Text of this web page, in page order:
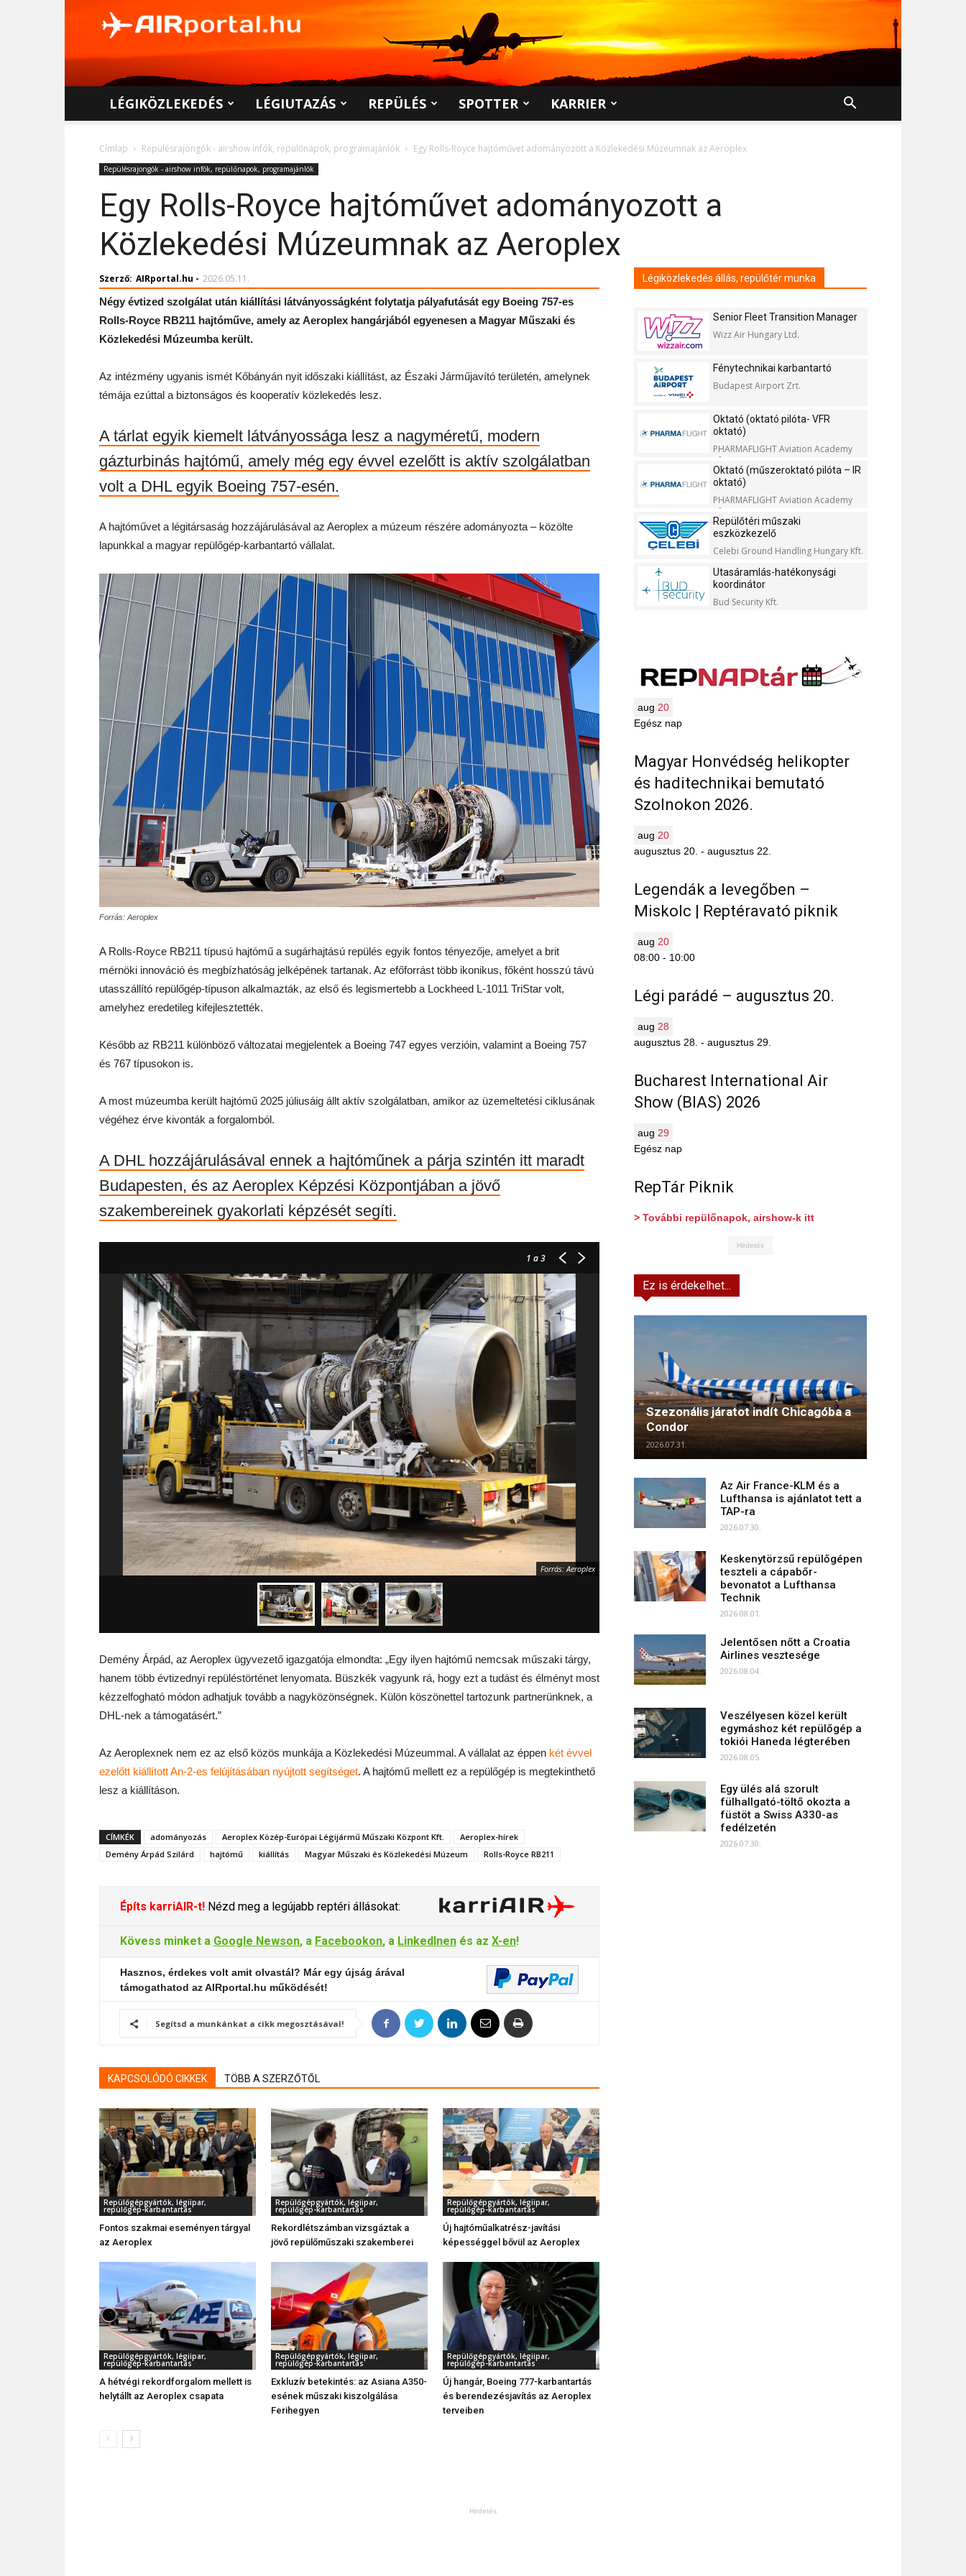
LÉGIKÖZLEKEDÉS LÉGIUTAZÁS REPÜLÉS SPOTTER KARRIER
Címlap Repülésrajongók - airshow infók, repülőnapok, programajánlók Egy Rolls-Royce hajtóművet adományozott a Közlekedési Múzeumnak az Aeroplex
Repülésrajongók - airshow infók, repülőnapok, programajánlók
Egy Rolls-Royce hajtóművet adományozott a
Közlekedési Múzeumnak az Aeroplex
Szerző: AIRportal.hu - 2026.05.11.
Négy évtized szolgálat után kiállítási látványosságként folytatja pályafutását egy Boeing 757-es
Rolls-Royce RB211 hajtóműve, amely az Aeroplex hangárjából egyenesen a Magyar Műszaki és
Közlekedési Múzeumba került.
Az intézmény ugyanis ismét Kőbányán nyit időszaki kiállítást, az Északi Járműjavító területén, amelynek
témája ezúttal a biztonságos és kooperatív közlekedés lesz.
A tárlat egyik kiemelt látványossága lesz a nagyméretű, modern
gázturbinás hajtómű, amely még egy évvel ezelőtt is aktív szolgálatban
volt a DHL egyik Boeing 757-esén.
A hajtóművet a légitársaság hozzájárulásával az Aeroplex a múzeum részére adományozta – közölte
lapunkkal a magyar repülőgép-karbantartó vállalat.
Forrás: Aeroplex
A Rolls-Royce RB211 típusú hajtómű a sugárhajtású repülés egyik fontos tényezője, amelyet a brit
mérnöki innováció és megbízhatóság jelképének tartanak. Az efőforrást több ikonikus, főként hosszú távú
utasszállító repülőgép-típuson alkalmazták, az első és legismertebb a Lockheed L-1011 TriStar volt,
amelyhez eredetileg kifejlesztették.
Később az RB211 különböző változatai megjelentek a Boeing 747 egyes verzióin, valamint a Boeing 757
és 767 típusokon is.
A most múzeumba került hajtómű 2025 júliusáig állt aktív szolgálatban, amikor az üzemeltetési ciklusának
végéhez érve kivonták a forgalomból.
A DHL hozzájárulásával ennek a hajtóműnek a párja szintén itt maradt
Budapesten, és az Aeroplex Képzési Központjában a jövő
szakembereinek gyakorlati képzését segíti.
1 a 3
Forrás: Aeroplex
Demény Árpád, az Aeroplex ügyvezető igazgatója elmondta: „Egy ilyen hajtómű nemcsak műszaki tárgy,
hanem több évtizednyi repüléstörténet lenyomata. Büszkék vagyunk rá, hogy ezt a tudást és élményt most
kézzelfogható módon adhatjuk tovább a nagyközönségnek. Külön köszönettel tartozunk partnerünknek, a
DHL-nek a támogatásért.”
Az Aeroplexnek nem ez az első közös munkája a Közlekedési Múzeummal. A vállalat az éppen két évvel
ezelőtt kiállított An-2-es felújításában nyújtott segítséget. A hajtómű mellett ez a repülőgép is megtekinthető
lesz a kiállításon.
CÍMKÉK adományozás Aeroplex Közép-Európai Légijármű Műszaki Központ Kft.
Aeroplex-hírek
Demény Árpád Szilárd
hajtómű kiállítás Magyar Műszaki és Közlekedési Múzeum Rolls-Royce RB211
Építs karriAIR-t! Nézd meg a legújabb reptéri állásokat:
Kövess minket a Google Newson, a Facebookon, a LinkedInen és az X-en!
Hasznos, érdekes volt amit olvastál? Már egy újság árával
támogathatod az AIRportal.hu működését!
Segítsd a munkánkat a cikk megosztásával!
KAPCSOLÓDÓ CIKKEK TÖBB A SZERZŐTŐL
Repülőgépgyártók, légiipar,
repülőgép-karbantartás
Fontos szakmai eseményen tárgyal
az Aeroplex
Repülőgépgyártók, légiipar,
repülőgép-karbantartás
Rekordlétszámban vizsgáztak a
jövő repülőműszaki szakemberei
Repülőgépgyártók, légiipar,
repülőgép-karbantartás
Új hajtóműalkatrész-javítási
képességgel bővül az Aeroplex
Repülőgépgyártók, légiipar,
repülőgép-karbantartás
A hétvégi rekordforgalom mellett is
helytállt az Aeroplex csapata
Repülőgépgyártók, légiipar,
repülőgép-karbantartás
Exkluzív betekintés: az Asiana A350-
esének műszaki kiszolgálása
Ferihegyen
Repülőgépgyártók, légiipar,
repülőgép-karbantartás
Új hangár, Boeing 777-karbantartás
és berendezésjavítás az Aeroplex
terveiben
Légiközlekedés állás, repülőtér munka
Senior Fleet Transition Manager
Wizz Air Hungary Ltd.
Fénytechnikai karbantartó
Budapest Airport Zrt.
Oktató (oktató pilóta- VFR
oktató)
PHARMAFLIGHT Aviation Academy
Kft.
Oktató (műszeroktató pilóta – IR
oktató)
PHARMAFLIGHT Aviation Academy
Kft.
Repülőtéri műszaki
eszközkezelő
Celebi Ground Handling Hungary Kft.
Utasáramlás-hatékonysági
koordinátor
Bud Security Kft.
aug 20
Egész nap
Magyar Honvédség helikopter
és haditechnikai bemutató
Szolnokon 2026.
aug 20
augusztus 20. - augusztus 22.
Legendák a levegőben –
Miskolc | Reptéravató piknik
aug 20
08:00 - 10:00
Légi parádé – augusztus 20.
aug 28
augusztus 28. - augusztus 29.
Bucharest International Air
Show (BIAS) 2026
aug 29
Egész nap
RepTár Piknik
> További repülőnapok, airshow-k itt
Hirdetés
Ez is érdekelhet...
Szezonális járatot indít Chicagóba a
Condor
2026.07.31.
Az Air France-KLM és a
Lufthansa is ajánlatot tett a
TAP-ra
2026.07.30.
Keskenytörzsű repülőgépen
teszteli a cápabőr-
bevonatot a Lufthansa
Technik
2026.08.01.
Jelentősen nőtt a Croatia
Airlines vesztesége
2026.08.04.
Veszélyesen közel került
egymáshoz két repülőgép a
tokiói Haneda légterében
2026.08.05.
Egy ülés alá szorult
fülhallgató-töltő okozta a
füstöt a Swiss A330-as
fedélzetén
2026.07.30.
Hirdetés